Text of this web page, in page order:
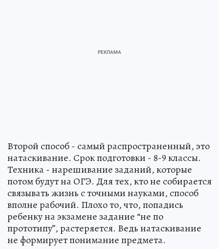
Второй способ - самый распространенный, это
натаскивание. Срок подготовки - 8-9 классы.
Техника - нарешивание заданий, которые
потом будут на ОГЭ. Для тех, кто не собирается
связывать жизнь с точными науками, способ
вполне рабочий. Плохо то, что, попадись
ребенку на экзамене задание “не по
прототипу”, растеряется. Ведь натаскивание
не формирует понимание предмета.